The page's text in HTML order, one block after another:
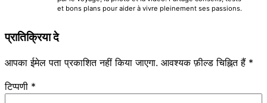
et bons plans pour aider à vivre pleinement ses passions.
प्रातिक्रिया दे
आपका ईमेल पता प्रकाशित नहीं किया जाएगा. आवश्यक फ़ील्ड चिह्नित हैं *
टिप्पणी *